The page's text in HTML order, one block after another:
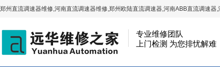
郑州直流调速器维修,河南直流调速器维修,郑州欧陆直流调速器,河南ABB直流调速
专业维修团队
上门检测 为您排忧解难